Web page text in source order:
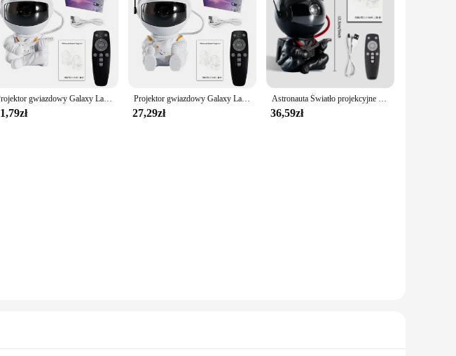
Projektor gwiazdowy Galaxy Lampka nocna Astronauta Projektor kosmiczny Gwiaździsta mgławica Sufitowa lampa LED do sypialni Dom Dekoracyjny prezent dla dzieci Projektor gwiazdowy Galaxy Lampka nocna Astronauta Projektor kosmiczny Gwiaździsta mgławica Sufitowa lampa LED do sypialni Dom Dekoracyjny prezent dla dzieci
27,29zł
Astronauta Światło projekcyjne gwiaździstego nieba Pełne gwiazd Światło otoczenia Spaceman Laser Nebula Water Ripple Światło projekcyjne do sypialni
36,59zł